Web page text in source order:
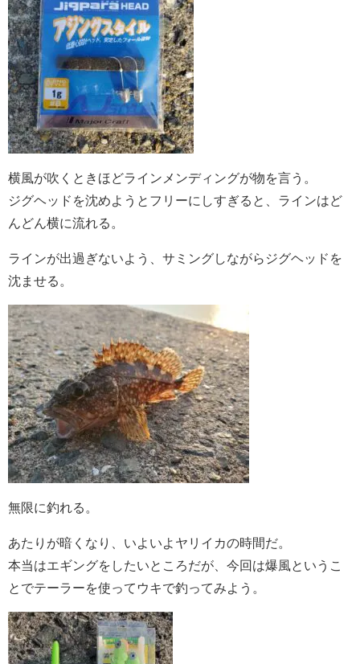
横風が吹くときほどラインメンディングが物を言う。
ジグヘッドを沈めようとフリーにしすぎると、ラインはど
んどん横に流れる。
ラインが出過ぎないよう、サミングしながらジグヘッドを
沈ませる。
無限に釣れる。
あたりが暗くなり、いよいよヤリイカの時間だ。
本当はエギングをしたいところだが、今回は爆風というこ
とでテーラーを使ってウキで釣ってみよう。